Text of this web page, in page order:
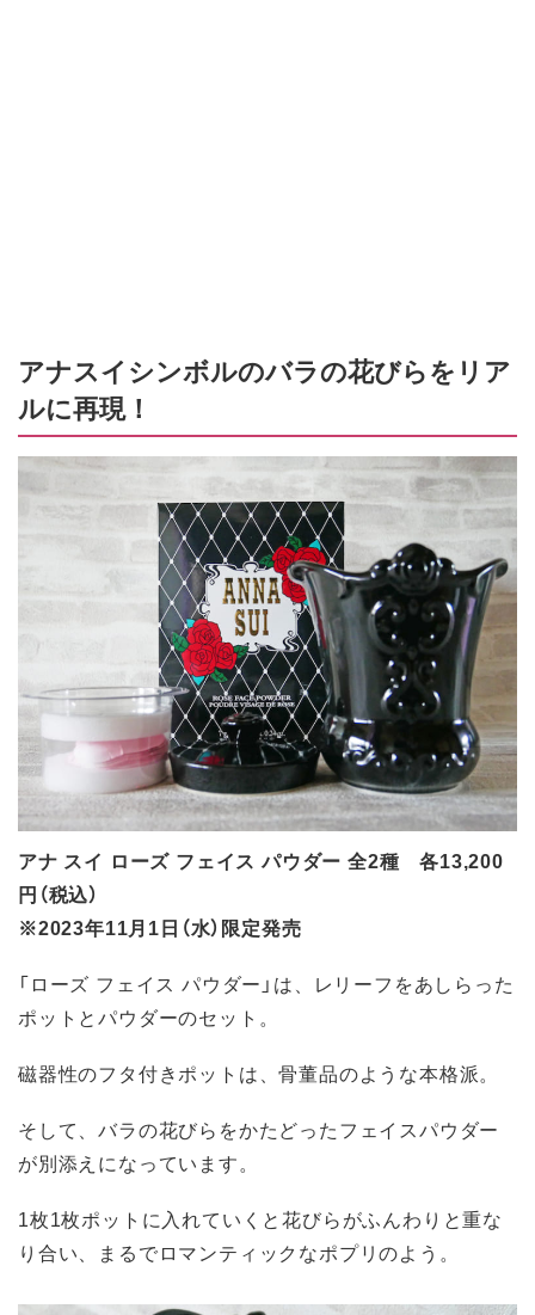
アナスイシンボルのバラの花びらをリア
ルに再現！
アナ スイ ローズ フェイス パウダー 全2種 各13,200
円（税込）
※2023年11月1日（水）限定発売
「ローズ フェイス パウダー」は、レリーフをあしらった
ポットとパウダーのセット。
磁器性のフタ付きポットは、骨董品のような本格派。
そして、バラの花びらをかたどったフェイスパウダー
が別添えになっています。
1枚1枚ポットに入れていくと花びらがふんわりと重な
り合い、まるでロマンティックなポプリのよう。